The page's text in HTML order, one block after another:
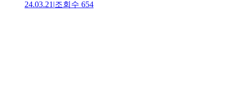
24.03.21 |조회수 654